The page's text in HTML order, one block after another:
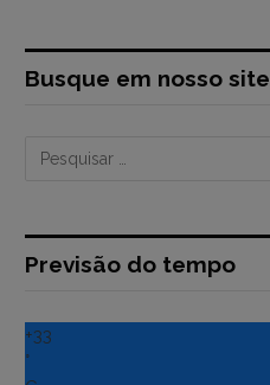
Busque em nosso site
Previsão do tempo
+33
°